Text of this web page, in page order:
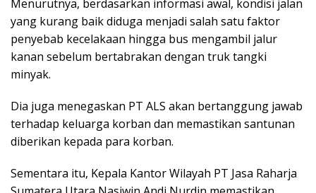
Menurutnya, berdasarkan informasi awal, kondisi jalan
yang kurang baik diduga menjadi salah satu faktor
penyebab kecelakaan hingga bus mengambil jalur
kanan sebelum bertabrakan dengan truk tangki
minyak.
Dia juga menegaskan PT ALS akan bertanggung jawab
terhadap keluarga korban dan memastikan santunan
diberikan kepada para korban.
Sementara itu, Kepala Kantor Wilayah PT Jasa Raharja